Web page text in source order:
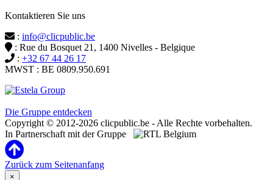
Kontaktieren Sie uns
: info@clicpublic.be
: Rue du Bosquet 21, 1400 Nivelles - Belgique
: +32 67 44 26 17
MWST : BE 0809.950.691
Die Gruppe entdecken
Copyright © 2012-2026 clicpublic.be - Alle Rechte vorbehalten.
In Partnerschaft mit der Gruppe
Zurück zum Seitenanfang
×